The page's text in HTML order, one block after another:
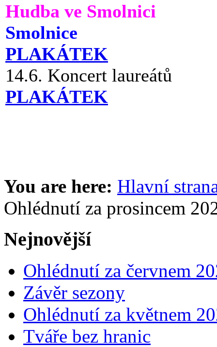
Hudba ve Smolnici
Smolnice
PLAKÁTEK
14.6. Koncert laureátů
PLAKÁTEK
You are here: Hlavní
Ohlédnutí za prosincem
Nejnovější
Ohlédnutí za červnem
Závěr sezony
Ohlédnutí za květnem
Tváře bez hranic